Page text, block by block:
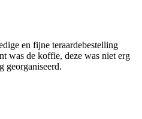
en fijne teraardebestelling
was de koffie, deze was niet erg
georganiseerd.